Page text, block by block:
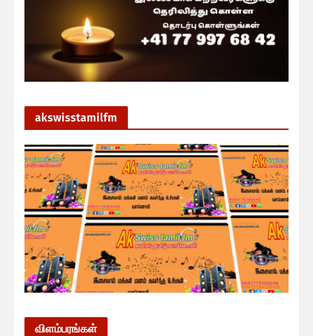
akswisstamilfm
விளம்பரங்கள்